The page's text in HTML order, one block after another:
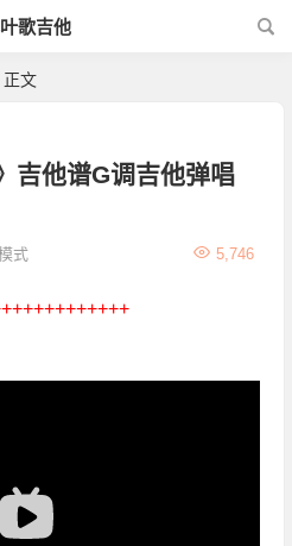
歌吉他
正文
吉他谱G调吉他弹唱
5,746
式